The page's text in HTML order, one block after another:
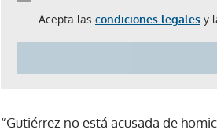
Acepta las condiciones legales y
“Gutiérrez no está acusada de